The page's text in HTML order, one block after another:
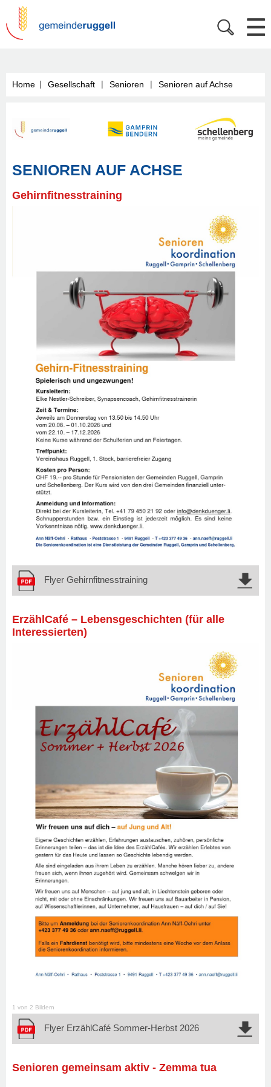
Home | Gesellschaft | Senioren | Senioren auf Achse
SENIOREN AUF ACHSE
Gehirnfitnesstraining
Flyer Gehirnfitnesstraining
ErzählCafé – Lebensgeschichten (für alle
Interessierten)
1 von 2 Bildern
Flyer ErzählCafé Sommer-Herbst 2026
Senioren gemeinsam aktiv - Zemma tua